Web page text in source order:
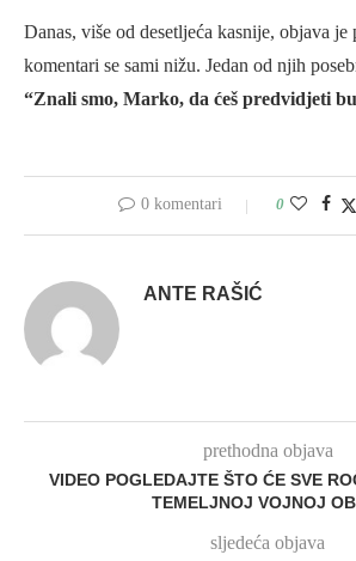
Danas, više od desetljeća kasnije, objava je
komentari se sami nižu. Jedan od njih
“Znali smo, Marko, da ćeš predvidjeti
0 komentari 0
ANTE RAŠIĆ
prethodna objava
VIDEO POGLEDAJTE ŠTO ĆE SVE
TEMELJNOJ VOJNOJ
sljedeća objava